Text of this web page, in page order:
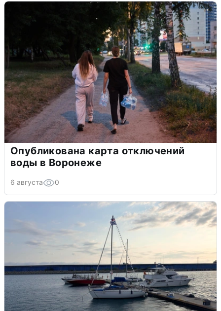
Опубликована карта отключений
воды в Воронеже
6 августа 0